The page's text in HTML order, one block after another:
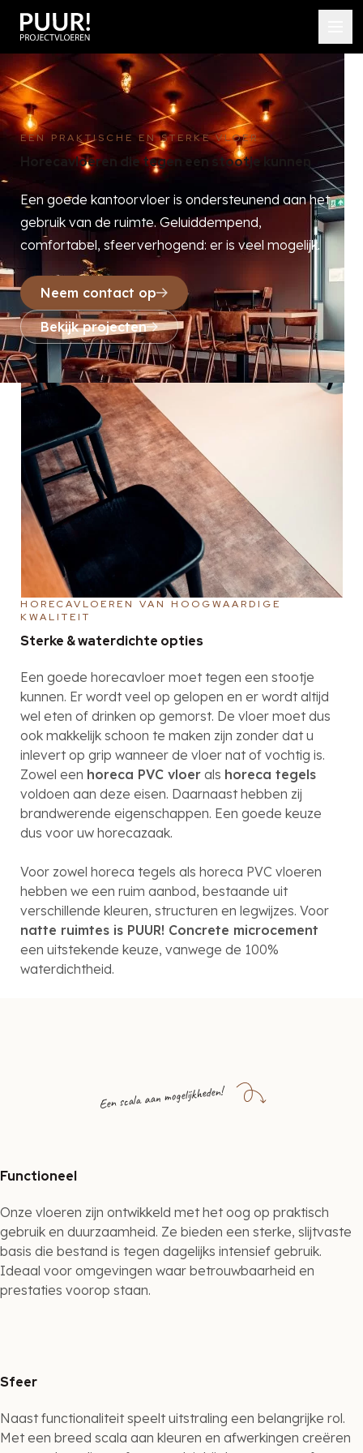
EEN PRAKTISCHE EN STERKE VLOER
Horecavloeren die tegen een stootje kunnen
Een goede kantoorvloer is ondersteunend aan het
gebruik van de ruimte. Geluiddempend,
comfortabel, sfeerverhogend: er is veel mogelijk.
Neem contact op
Bekijk projecten
HORECAVLOEREN VAN HOOGWAARDIGE
KWALITEIT
Sterke & waterdichte opties
Een goede horecavloer moet tegen een stootje
kunnen. Er wordt veel op gelopen en er wordt altijd
wel eten of drinken op gemorst. De vloer moet dus
ook makkelijk schoon te maken zijn zonder dat u
inlevert op grip wanneer de vloer nat of vochtig is.
Zowel een horeca PVC vloer als horeca tegels
voldoen aan deze eisen. Daarnaast hebben zij
brandwerende eigenschappen. Een goede keuze
dus voor uw horecazaak.
Voor zowel horeca tegels als horeca PVC vloeren
hebben we een ruim aanbod, bestaande uit
verschillende kleuren, structuren en legwijzes. Voor
natte ruimtes is PUUR! Concrete microcement
een uitstekende keuze, vanwege de 100%
waterdichtheid.
Een scala aan mogelijkheden!
Functioneel
Onze vloeren zijn ontwikkeld met het oog op praktisch
gebruik en duurzaamheid. Ze bieden een sterke, slijtvaste
basis die bestand is tegen dagelijks intensief gebruik.
Ideaal voor omgevingen waar betrouwbaarheid en
prestaties voorop staan.
Sfeer
Naast functionaliteit speelt uitstraling een belangrijke rol.
Met een breed scala aan kleuren en afwerkingen creëren